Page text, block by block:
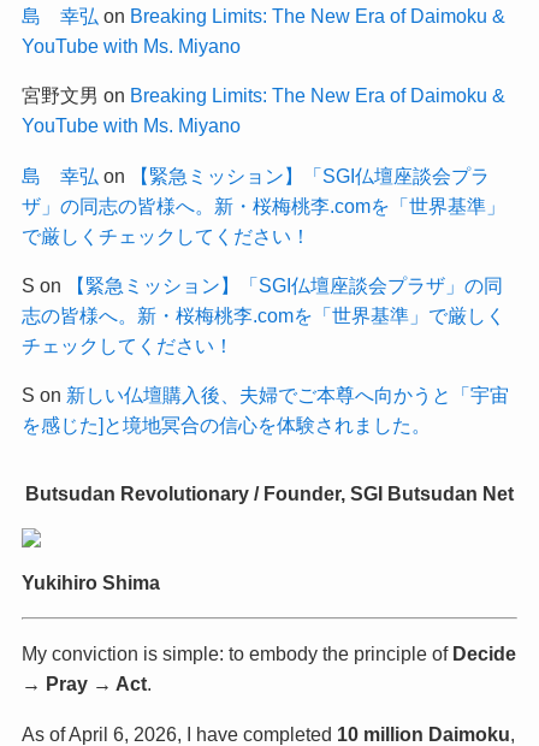
島 幸弘 on Breaking Limits: The New Era of Daimoku &
YouTube with Ms. Miyano
宮野文男 on Breaking Limits: The New Era of Daimoku &
YouTube with Ms. Miyano
島 幸弘 on
【緊急ミッション】「SGI仏壇座談会プラ
ザ」の同志の皆様へ。新・桜梅桃李.comを「世界基準」
で厳しくチェックしてください！
S on
【緊急ミッション】「SGI仏壇座談会プラザ」の同
志の皆様へ。新・桜梅桃李.comを「世界基準」で厳しく
チェックしてください！
S on 新しい仏壇購入後、夫婦でご本尊へ向かうと「宇宙
を感じた]と境地冥合の信心を体験されました。
Butsudan Revolutionary / Founder, SGI Butsudan Net
Yukihiro Shima
My conviction is simple: to embody the principle of Decide
→ Pray → Act.
As of April 6, 2026, I have completed 10 million Daimoku